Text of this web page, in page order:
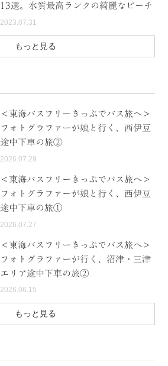
13選。水質最高ランクの綺麗なビーチ
2023.07.31
もっと見る
＜東海バスフリーきっぷでバス旅へ＞
フォトグラファーが娘と行く、西伊豆
途中下車の旅②
2026.07.29
＜東海バスフリーきっぷでバス旅へ＞
フォトグラファーが娘と行く、西伊豆
途中下車の旅①
2026.07.27
＜東海バスフリーきっぷでバス旅へ＞
フォトグラファーが行く、沼津・三津
エリア途中下車の旅②
2026.06.15
もっと見る